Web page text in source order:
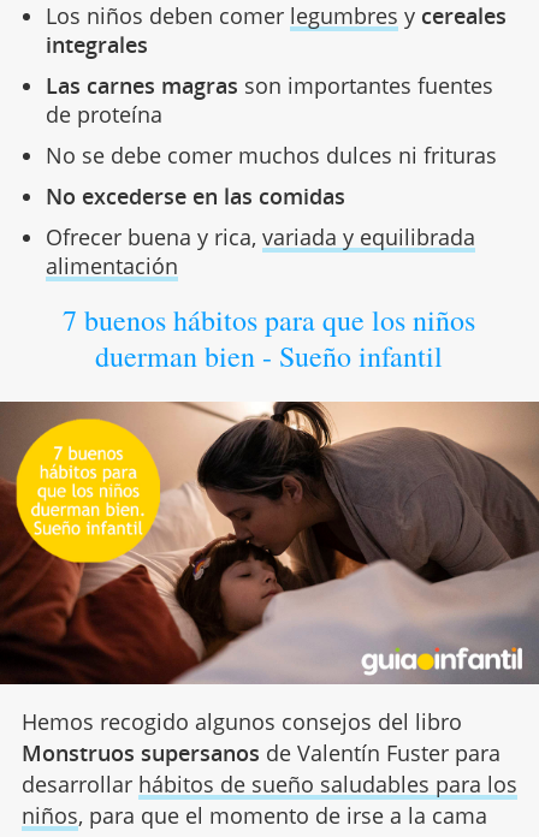
Los niños deben comer legumbres y cereales
integrales
Las carnes magras son importantes fuentes
de proteína
No se debe comer muchos dulces ni frituras
No excederse en las comidas
Ofrecer buena y rica, variada y equilibrada
alimentación
7 buenos hábitos para que los niños
duerman bien - Sueño infantil
Hemos recogido algunos consejos del libro
Monstruos supersanos de Valentín Fuster para
desarrollar hábitos de sueño saludables para los
niños, para que el momento de irse a la cama